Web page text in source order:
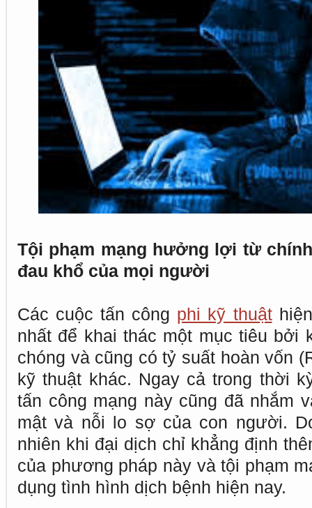
Tội phạm mạng hưởng lợi từ
đau khổ của mọi người
Các cuộc tấn công phi kỹ thuật
nhất để khai thác một mục tiêu bởi
chóng và cũng có tỷ suất hoàn vốn
kỹ thuật khác. Ngay cả trong thời
tấn công mạng này cũng đã nhắm
mật và nỗi lo sợ của con người.
nhiên khi đại dịch chỉ khẳng định
của phương pháp này và tội phạm
dụng tình hình dịch bệnh hiện nay.